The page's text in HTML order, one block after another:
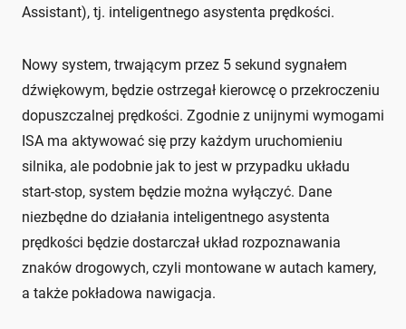
Assistant), tj. inteligentnego asystenta prędkości.
Nowy system, trwającym przez 5 sekund sygnałem
dźwiękowym, będzie ostrzegał kierowcę o przekroczeniu
dopuszczalnej prędkości. Zgodnie z unijnymi wymogami
ISA ma aktywować się przy każdym uruchomieniu
silnika, ale podobnie jak to jest w przypadku układu
start-stop, system będzie można wyłączyć. Dane
niezbędne do działania inteligentnego asystenta
prędkości będzie dostarczał układ rozpoznawania
znaków drogowych, czyli montowane w autach kamery,
a także pokładowa nawigacja.